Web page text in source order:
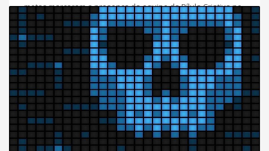
metas marcaram a presença da equipe da Pílula Criativa no
evento #404 Digital Day, nesta segunda-feira, dia 06/04 na
Câmara Municipal de São Paulo. O #404 Digital Day
(comemorado dia 04/04) passou a ser o dia do Profissional
Digital através de um Projeto de Lei apresentado à câmara
pelo
POSTADO EM AGÊNCIA,EMPREENDEDORISMO,SEM CATEGORIA